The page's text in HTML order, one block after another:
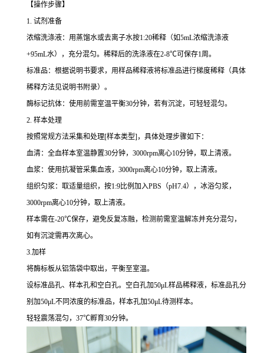
【操作步骤】
1. 试剂准备
浓缩洗涤液：用蒸馏水或去离子水按1:20稀释（如5mL浓缩洗涤液
+95mL水），充分混匀。稀释后的洗涤液在2-8℃可保存1周。
标准品：根据说明书要求，用样品稀释液将标准品进行梯度稀释（具体
稀释方法见说明书附录）。
酶标记抗体：使用前需室温平衡30分钟，若有沉淀，可轻轻混匀。
2. 样本处理
按照常规方法采集和处理[样本类型]，具体处理步骤如下：
血清：全血样本室温静置30分钟，3000rpm离心10分钟，取上清液。
血浆：使用抗凝管采集血液，3000rpm离心10分钟，取上清液。
组织匀浆：取适量组织，按1:9比例加入PBS（pH7.4），冰浴匀浆，
3000rpm离心10分钟，取上清液。
样本需在-20℃保存，避免反复冻融，检测前需室温解冻并充分混匀，
如有沉淀需再次离心。
3.加样
将酶标板从铝箔袋中取出，平衡至室温。
设标准品孔、样本孔和空白孔。空白孔加50μL样品稀释液，标准品孔分
别加50μL不同浓度的标准品，样本孔加50μL待测样本。
轻轻震荡混匀，37℃孵育30分钟。